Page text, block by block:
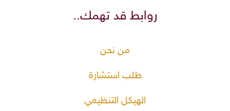
روابط قد تهمك..
من نحن
طلب استشارة
الهيكل التنظيمي